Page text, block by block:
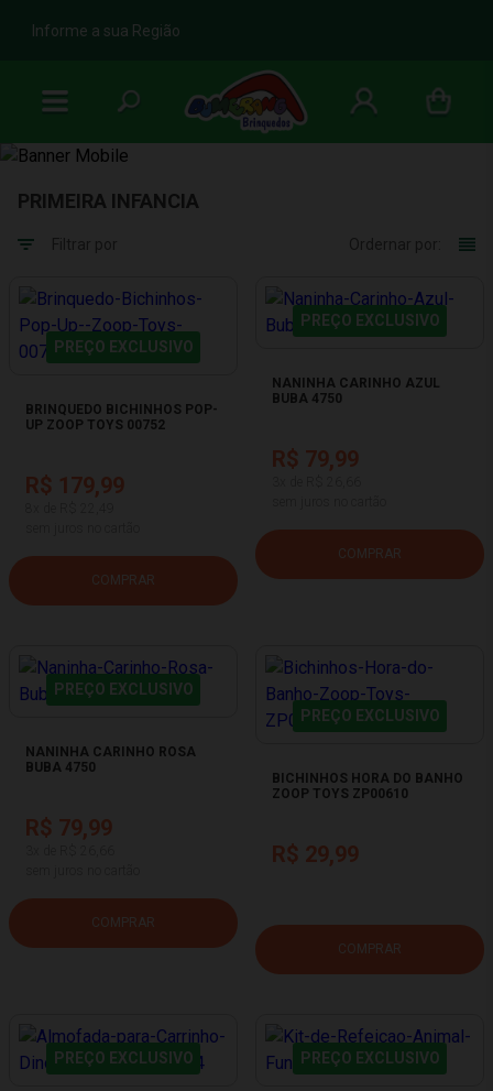
b
Informe a sua Região
PRIMEIRA INFANCIA
PREÇO EXCLUSIVO
BRINQUEDO BICHINHOS POP-
UP ZOOP TOYS 00752
R$ 179,99
COMPRAR
PREÇO EXCLUSIVO
NANINHA CARINHO AZUL
BUBA 4750
R$ 79,99
COMPRAR
PREÇO EXCLUSIVO
NANINHA CARINHO ROSA
BUBA 4750
R$ 79,99
COMPRAR
PREÇO EXCLUSIVO
BICHINHOS HORA DO BANHO
ZOOP TOYS ZP00610
R$ 29,99
COMPRAR
PREÇO EXCLUSIVO PREÇO EXCLUSIVO